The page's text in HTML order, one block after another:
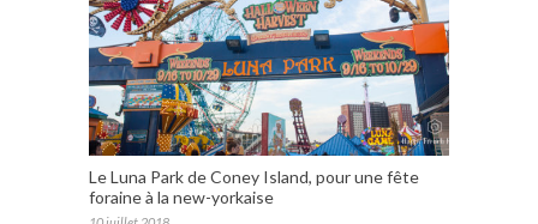
Le Luna Park de Coney Island, pour une fête
foraine à la new-yorkaise